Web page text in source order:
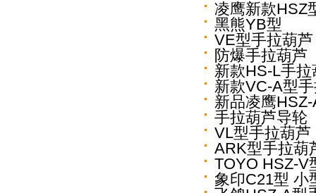
凌鹰新款HSZ
黑熊YB型
VE型手拉葫芦
防爆手拉葫芦
新款HS-L手拉
新款VC-A型
新品凌鹰
手拉葫芦导轮
VL型手拉葫芦
ARK型手拉葫
TOYO HSZ-V
象印C21型 小